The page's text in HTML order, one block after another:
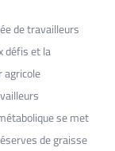
de travailleurs
défis et la
se met
de graisse